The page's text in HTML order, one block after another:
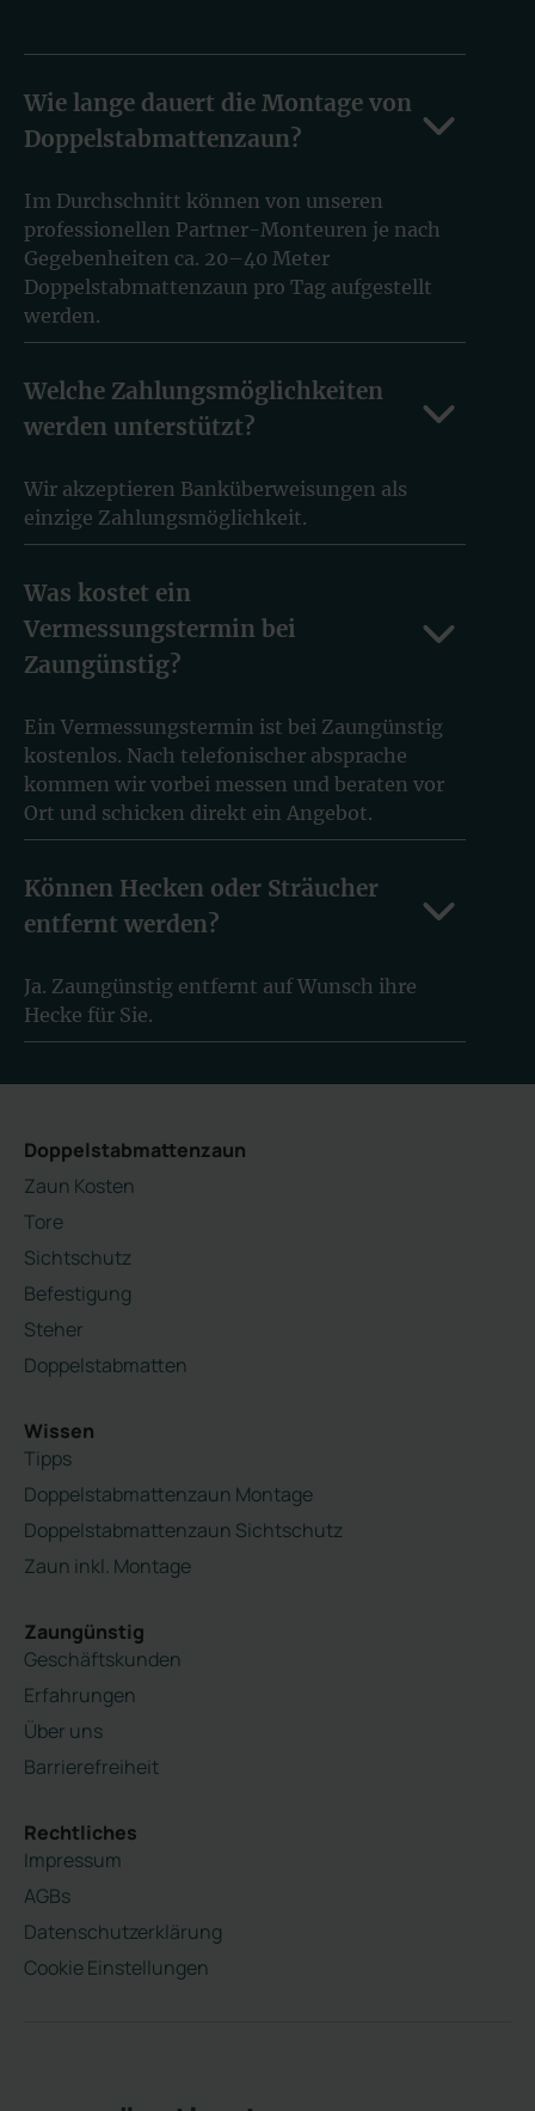
Wie lange dauert die Montage von
Doppelstabmattenzaun?
Im Durchschnitt können von unseren
professionellen Partner-Monteuren je nach
Gegebenheiten ca. 20–40 Meter
Doppelstabmattenzaun pro Tag aufgestellt
werden.
Welche Zahlungsmöglichkeiten
werden unterstützt?
Wir akzeptieren Banküberweisungen als
einzige Zahlungsmöglichkeit.
Was kostet ein
Vermessungstermin bei
Zaungünstig?
Ein Vermessungstermin ist bei Zaungünstig
kostenlos. Nach telefonischer absprache
kommen wir vorbei messen und beraten vor
Ort und schicken direkt ein Angebot.
Können Hecken oder Sträucher
entfernt werden?
Ja. Zaungünstig entfernt auf Wunsch ihre
Hecke für Sie.
Doppelstabmattenzaun
Zaun Kosten
Tore
Sichtschutz
Befestigung
Steher
Doppelstabmatten
Wissen
Tipps
Doppelstabmattenzaun Montage
Doppelstabmattenzaun Sichtschutz
Zaun inkl. Montage
Zaungünstig
Geschäftskunden
Erfahrungen
Über uns
Barrierefreiheit
Rechtliches
Impressum
AGBs
Datenschutzerklärung
Cookie Einstellungen